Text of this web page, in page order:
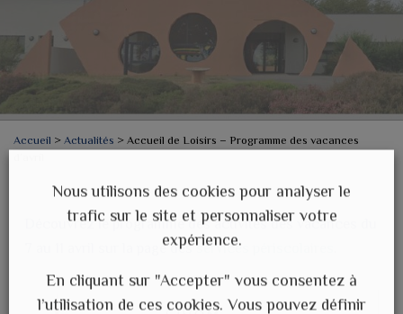
Accueil > Actualités > Accueil de Loisirs – Programme des vacances
Découvrez le programme des activités des vacances du
7 au 11 avril sur la page desservices périscolaires
Nous utilisons des cookies pour analyser le
trafic sur le site et personnaliser votre
expérience.
En cliquant sur "Accepter" vous consentez à
l’utilisation de ces cookies. Vous pouvez définir